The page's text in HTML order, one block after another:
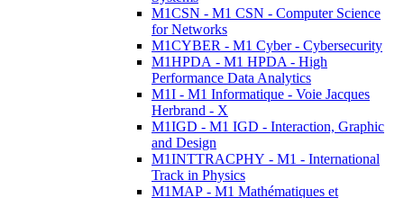
M1CSN - M1 CSN - Computer Science
for Networks
M1CYBER - M1 Cyber - Cybersecurity
M1HPDA - M1 HPDA - High
Performance Data Analytics
M1I - M1 Informatique - Voie Jacques
Herbrand - X
M1IGD - M1 IGD - Interaction, Graphic
and Design
M1INTTRACPHY - M1 - International
Track in Physics
M1MAP - M1 Mathématiques et